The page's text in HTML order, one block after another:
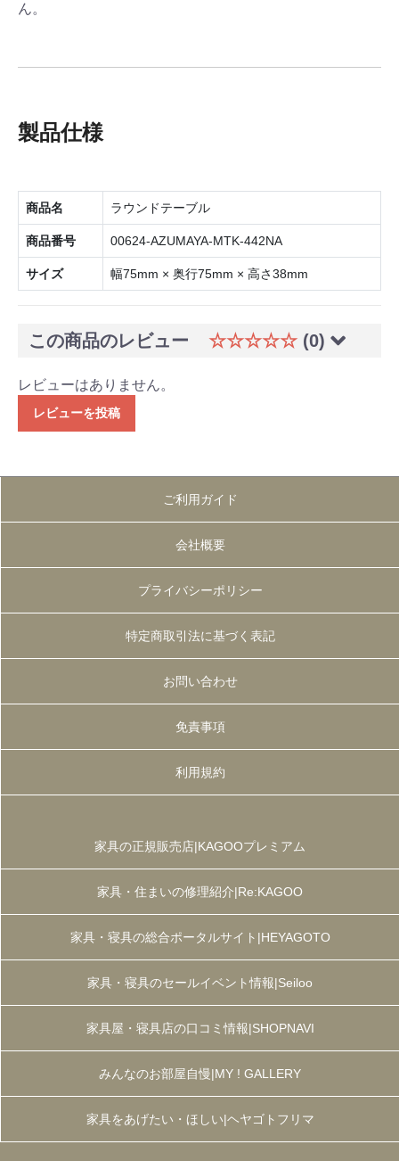
ん。
製品仕様
商品名 ラウンドテーブル
商品番号 00624-AZUMAYA-MTK-442NA
サイズ 幅75mm × 奥行75mm × 高さ38mm
この商品のレビュー ☆☆☆☆☆ (0)
レビューはありません。
レビューを投稿
ご利用ガイド
会社概要
プライバシーポリシー
特定商取引法に基づく表記
お問い合わせ
免責事項
利用規約
家具の正規販売店|KAGOOプレミアム
家具・住まいの修理紹介|Re:KAGOO
家具・寝具の総合ポータルサイト|HEYAGOTO
家具・寝具のセールイベント情報|Seiloo
家具屋・寝具店の口コミ情報|SHOPNAVI
みんなのお部屋自慢|MY ! GALLERY
家具をあげたい・ほしい|ヘヤゴトフリマ